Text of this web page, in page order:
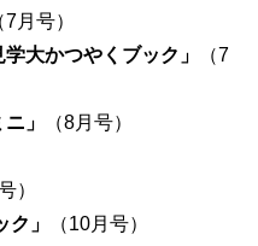
7月号）
大かつやくブック」
（7
」
（8月号）
）
」
（10月号）